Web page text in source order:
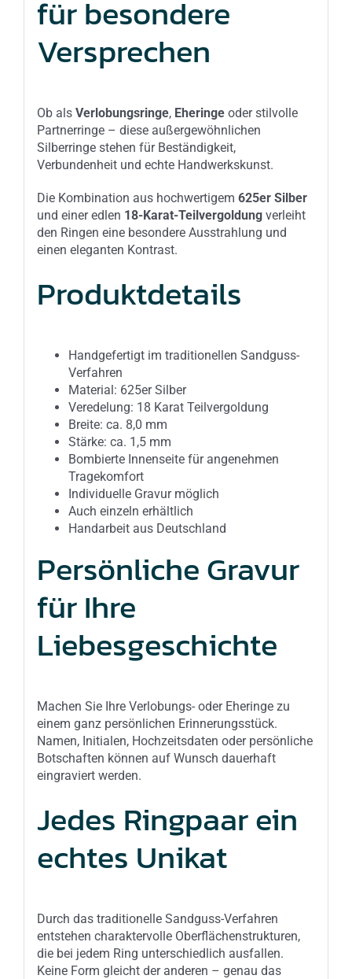
für besondere
Versprechen
Ob als Verlobungsringe, Eheringeoder stilvolle
Partnerringe – diese außergewöhnlichen
Silberringe stehen für Beständigkeit,
Verbundenheit und echte Handwerkskunst.
Die Kombination aus hochwertigem 625er Silber
und einer edlen 18-Karat-Teilvergoldungverleiht
den Ringen eine besondere Ausstrahlung und
einen eleganten Kontrast.
Produktdetails
Handgefertigt im traditionellen Sandguss-
Verfahren
Material: 625er Silber
Veredelung: 18 Karat Teilvergoldung
Breite: ca. 8,0 mm
Stärke: ca. 1,5 mm
Bombierte Innenseite für angenehmen
Tragekomfort
Individuelle Gravur möglich
Auch einzeln erhältlich
Handarbeit aus Deutschland
Persönliche Gravur
für Ihre
Liebesgeschichte
Machen Sie Ihre Verlobungs- oder Eheringe zu
einem ganz persönlichen Erinnerungsstück.
Namen, Initialen, Hochzeitsdaten oder persönliche
Botschaften können auf Wunsch dauerhaft
eingraviert werden.
Jedes Ringpaar ein
echtes Unikat
Durch das traditionelle Sandguss-Verfahren
entstehen charaktervolle Oberflächenstrukturen,
die bei jedem Ring unterschiedlich ausfallen.
Keine Form gleicht der anderen – genau das